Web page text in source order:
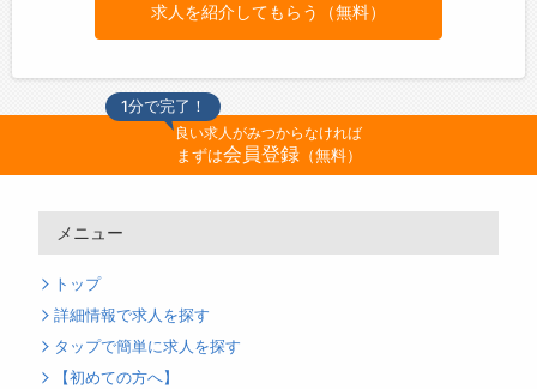
求人を紹介してもらう（無料）
1分で完了！
良い求人がみつからなければ
まずは会員登録（無料）
メニュー
トップ
詳細情報で求人を探す
タップで簡単に求人を探す
【初めての方へ】